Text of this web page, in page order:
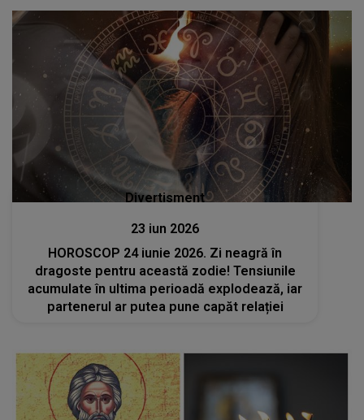
Divertisment
23 iun 2026
HOROSCOP 24 iunie 2026. Zi neagră în
dragoste pentru această zodie! Tensiunile
acumulate în ultima perioadă explodează, iar
partenerul ar putea pune capăt relației